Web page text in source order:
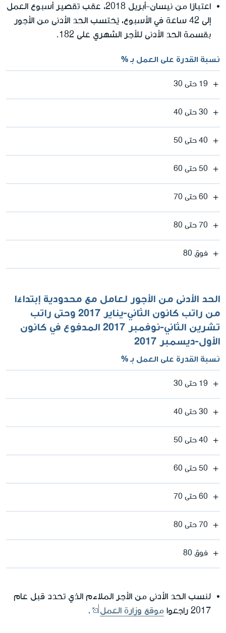
اعتبارًا من نيسان-أبريل 2018، عقب تقصير أسبوع العمل
إلى 42 ساعة في الأسبوع، يُحتسب الحد الأدنى من الأجور
بقسمة الحد الأدنى للأجر الشهري على 182.
نسبة القدرة على العمل بـ %
19 حتى 30
30 حتى 40
40 حتى 50
50 حتى 60
60 حتى 70
70 حتى 80
فوق 80
الحد الأدنى من الأجور لعامل مع محدودية إبتداءًا
من راتب كانون الثاني-يناير 2017 وحتى راتب
تشرين الثاني-نوفمبر 2017 المدفوع في كانون
الأول-ديسمبر 2017
نسبة القدرة على العمل بـ %
19 حتى 30
30 حتى 40
40 حتى 50
50 حتى 60
60 حتى 70
70 حتى 80
فوق 80
لنسب الحد الأدنى من الأجر الملاءم الذي تحدد قبل عام
2017 راجعوا
موقع وزارة العمل .